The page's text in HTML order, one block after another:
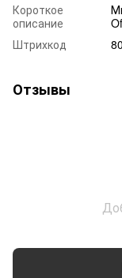
Короткое
описание
Штрихкод
Отзывы